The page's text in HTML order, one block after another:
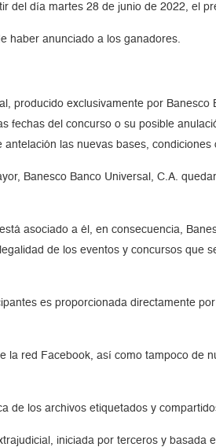
del día martes 28 de junio de 2022, el
haber anunciado a los ganadores.
producido exclusivamente por Banesco
del concurso o su posible
las nuevas bases, condiciones
Banesco Banco Universal, C.A.
asociado a él, en consecuencia,
de los eventos y concursos que
es proporcionada directamente
red Facebook, así como tampoco de
de los archivos etiquetados y
iniciada por terceros y basada